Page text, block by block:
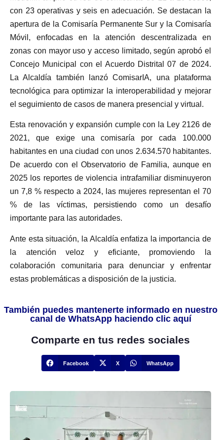
con 23 operativas y seis en adecuación. Se destacan la
apertura de la Comisaría Permanente Sur y la Comisaría
Móvil, enfocadas en la atención descentralizada en
zonas con mayor uso y acceso limitado, según aprobó el
Concejo Municipal con el Acuerdo Distrital 07 de 2024.
La Alcaldía también lanzó ComisarIA, una plataforma
tecnológica para optimizar la interoperabilidad y mejorar
el seguimiento de casos de manera presencial y virtual.
Esta renovación y expansión cumple con la Ley 2126 de
2021, que exige una comisaría por cada 100.000
habitantes en una ciudad con unos 2.634.570 habitantes.
De acuerdo con el Observatorio de Familia, aunque en
2025 los reportes de violencia intrafamiliar disminuyeron
un 7,8 % respecto a 2024, las mujeres representan el 70
% de las víctimas, persistiendo como un desafío
importante para las autoridades.
Ante esta situación, la Alcaldía enfatiza la importancia de
la atención veloz y eficiante, promoviendo la
colaboración comunitaria para denunciar y enfrentar
estas problemáticas a disposición de la justicia.
También puedes mantenerte informado en nuestro
canal de WhatsApp haciendo clic aquí
Comparte en tus redes sociales
Facebook X WhatsApp